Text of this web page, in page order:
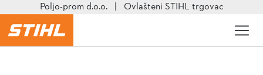
Poljo-prom d.o.o. Ovlašteni STIHL trgovac